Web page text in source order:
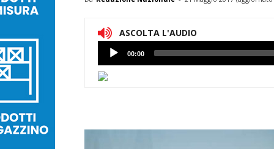
ASCOLTA L'AUDIO
Lettore
Audio
00:00